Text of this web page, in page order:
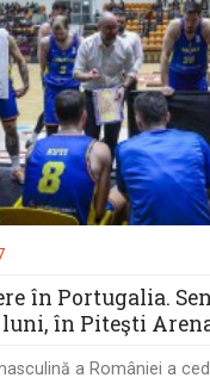
în Portugalia.
în Piteşti
a României a